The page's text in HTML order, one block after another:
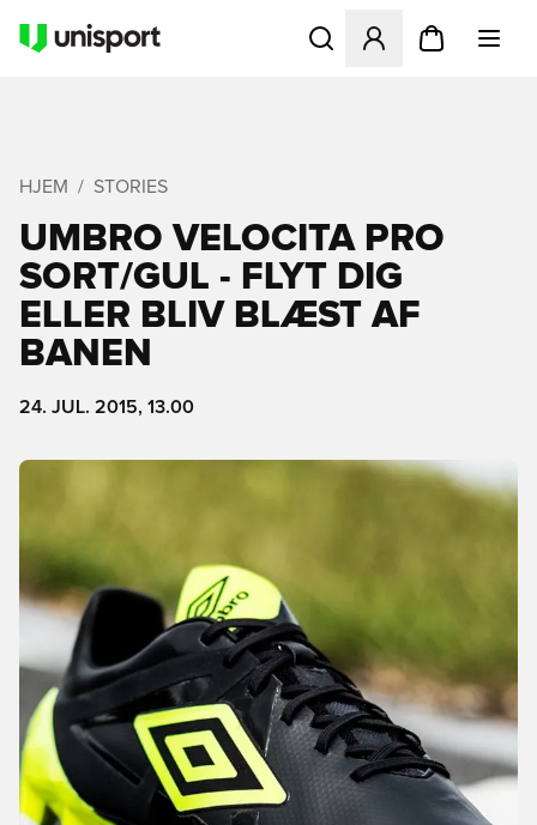
Åbner en Modal til at
HJEM STORIES
UMBRO VELOCITA PRO
SORT/GUL - FLYT DIG
ELLER BLIV BLÆST AF
BANEN
24. JUL. 2015, 13.00